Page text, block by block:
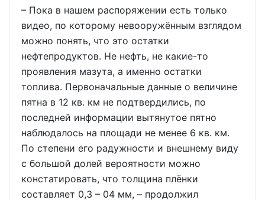
– Пока в нашем распоряжении есть только
видео, по которому невооружённым взглядом
можно понять, что это остатки
нефтепродуктов. Не нефть, не какие-то
проявления мазута, а именно остатки
топлива. Первоначальные данные о величине
пятна в 12 кв. км не подтвердились, по
последней информации вытянутое пятно
наблюдалось на площади не менее 6 кв. км.
По степени его радужности и внешнему виду
с большой долей вероятности можно
констатировать, что толщина плёнки
составляет 0,3 – 04 мм, – продолжил